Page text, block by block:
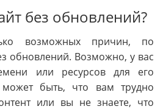
без обновлений?
возможных причин, по
обновлений. Возможно, у вас
или ресурсов для его
быть, что вам трудно
или вы не знаете, что